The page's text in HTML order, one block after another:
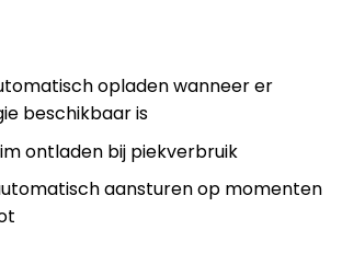
opladen wanneer er
beschikbaar is
ontladen bij piekverbruik
aansturen op momenten